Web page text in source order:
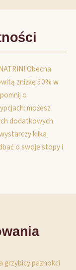
Obecna
zniżkę 50% w
o
możesz
dodatkowych
kilka
o swoje stopy i
grzybicy paznokci